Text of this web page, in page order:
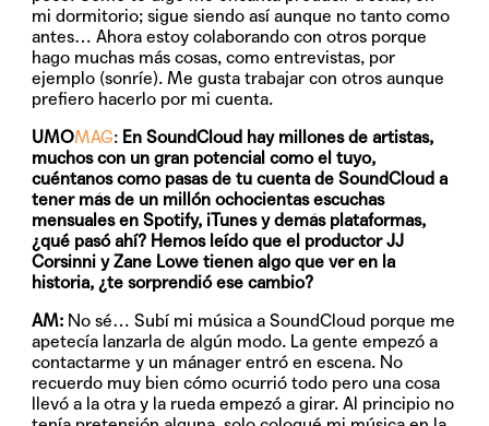
mi dormitorio; sigue siendo así aunque no tanto como
antes… Ahora estoy colaborando con otros porque
hago muchas más cosas, como entrevistas, por
ejemplo (sonríe). Me gusta trabajar con otros aunque
prefiero hacerlo por mi cuenta.
UMOMAG: En SoundCloud hay millones de artistas,
muchos con un gran potencial como el tuyo,
cuéntanos como pasas de tu cuenta de SoundCloud a
tener más de un millón ochocientas escuchas
mensuales en Spotify, iTunes y demás plataformas,
¿qué pasó ahí? Hemos leído que el productor JJ
Corsinni y Zane Lowe tienen algo que ver en la
historia, ¿te sorprendió ese cambio?
AM: No sé… Subí mi música a SoundCloud porque me
apetecía lanzarla de algún modo. La gente empezó a
contactarme y un mánager entró en escena. No
recuerdo muy bien cómo ocurrió todo pero una cosa
llevó a la otra y la rueda empezó a girar. Al principio no